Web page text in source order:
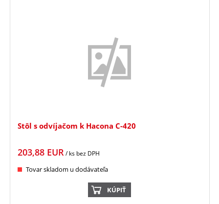
Stôl s odvíjačom k Hacona C-420
203,88 EUR/ ks bez DPH
Tovar skladom u dodávateľa
KÚPIŤ